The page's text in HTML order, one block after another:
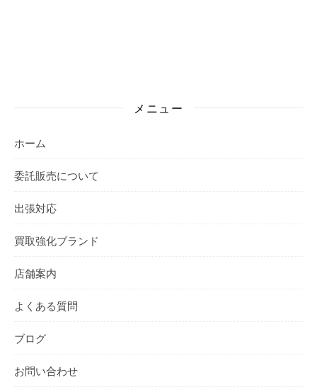
メニュー
ホーム
委託販売について
出張対応
買取強化ブランド
店舗案内
よくある質問
ブログ
お問い合わせ